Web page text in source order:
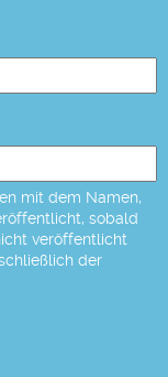
mit dem Namen,
sobald
veröffentlicht
der